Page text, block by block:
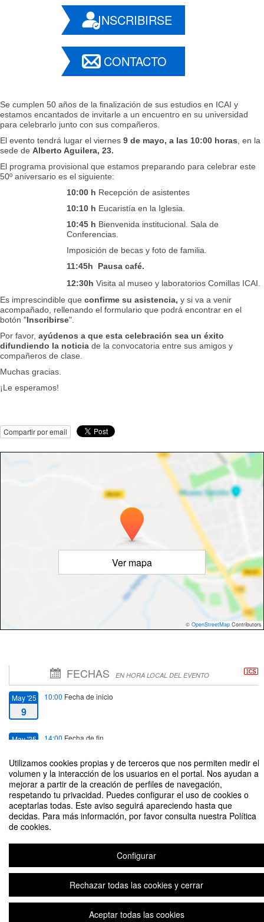
Utilizamos cookies propias y de terceros que nos permiten medir el
volumen y la interacción de los usuarios en el portal. Nos ayudan a
mejorar a partir de la creación de perfiles de navegación,
respetando tu privacidad. Puedes configurar el uso de cookies o
aceptarlas todas. Este aviso seguirá apareciendo hasta que
decidas. Para más información, por favor consulta nuestra Política
de cookies.
Configurar
Rechazar todas las cookies y cerrar
Aceptar todas las cookies
INSCRIBIRSE
CONTACTO
Se cumplen 50 años de la finalización de sus estudios en ICAI y
estamos encantados de invitarle a un encuentro en su universidad
para celebrarlo junto con sus compañeros.
El evento tendrá lugar el viernes 9 de mayo, a las 10:00 horas , en la
sede de Alberto Aguilera, 23.
El programa provisional que estamos preparando para celebrar este
50º aniversario es el siguiente:
10:00 h Recepción de asistentes
10:10 h Eucaristía en la Iglesia.
10:45 h Bienvenida institucional. Sala de
Conferencias.
Imposición de becas y foto de familia.
11:45h
Pausa café.
12:30h Visita al museo y laboratorios Comillas ICAI.
Es imprescindible que confirme su asistencia, y si va a venir
acompañado, rellenando el formulario que podrá encontrar en el
botón "Inscribirse".
Por favor, ayúdenos a que esta celebración sea un éxito
difundiendo la noticia de la convocatoria entre sus amigos y
compañeros de clase.
Muchas gracias.
¡Le esperamos!
Compartir por email
Ver mapa
© OpenStreetMap Contributors
FECHAS EN HORA LOCAL DEL EVENTO
May '25
9
10:00 Fecha de inicio
May '25 14:00 Fecha de fin
Celebración 50º aniversario ICAI promoción 1975
Plataforma de organización de eventos Symposium